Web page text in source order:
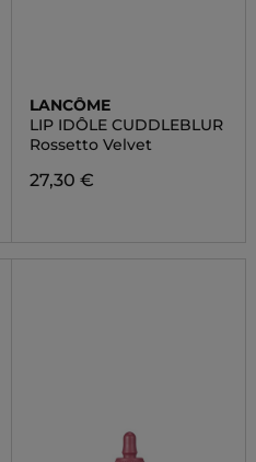
LANCÔME
LIP IDÔLE CUDDLEBLUR
Rossetto Velvet
27,30 €